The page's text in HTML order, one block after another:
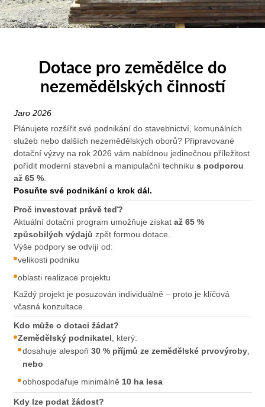
Dotace pro zemědělce do
nezemědělských činností
Jaro 2026
Plánujete rozšířit své podnikání do stavebnictví, komunálních
služeb nebo dalších nezemědělských oborů? Připravované
dotační výzvy na rok 2026 vám nabídnou jedinečnou příležitost
pořídit moderní stavební a manipulační techniku s podporou
až 65 %.
Posuňte své podnikání o krok dál.
Proč investovat právě teď?
Aktuální dotační program umožňuje získat až 65 %
způsobilých výdajů zpět formou dotace.
Výše podpory se odvíjí od:
velikosti podniku
oblasti realizace projektu
Každý projekt je posuzován individuálně – proto je klíčová
včasná konzultace.
Kdo může o dotaci žádat?
Zemědělský podnikatel , který:
dosahuje alespoň 30 % příjmů ze zemědělské prvovýroby,
nebo
obhospodařuje minimálně 10 ha lesa
Kdy lze podat žádost?